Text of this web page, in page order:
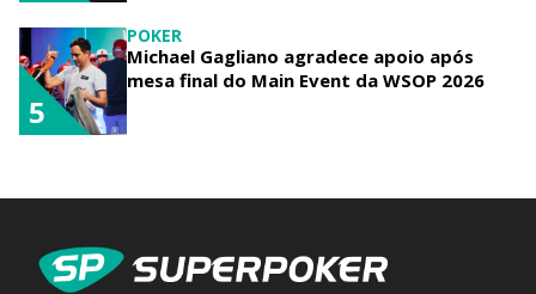
POKER
Michael Gagliano agradece apoio após
mesa final do Main Event da WSOP 2026
5